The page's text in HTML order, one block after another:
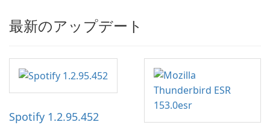
最新のアップデート
Spotify 1.2.95.452